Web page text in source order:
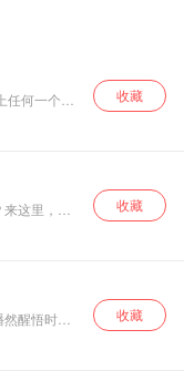
就订阅我
收藏
这里，你
收藏
醒悟时物
的！
收藏